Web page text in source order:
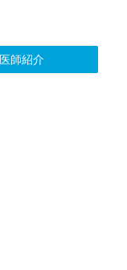
医師紹介